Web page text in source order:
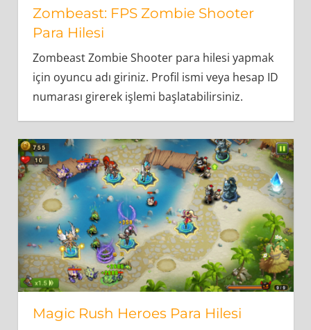
Zombeast: FPS Zombie Shooter
Para Hilesi
Zombeast Zombie Shooter para hilesi yapmak
için oyuncu adı giriniz. Profil ismi veya hesap ID
numarası girerek işlemi başlatabilirsiniz.
Magic Rush Heroes Para Hilesi